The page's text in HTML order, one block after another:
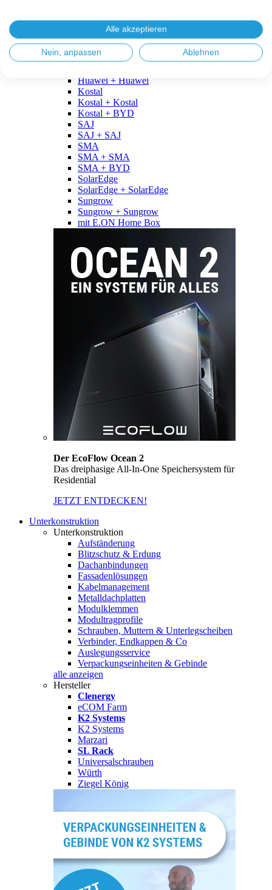
Fronius + BYD
GoodWe
GoodWe + GoodWe
GoodWe + BYD
Huawei + Huawei
Kostal
Kostal + Kostal
Kostal + BYD
SAJ
SAJ + SAJ
SMA
SMA + SMA
SMA + BYD
SolarEdge
SolarEdge + SolarEdge
Sungrow
Sungrow + Sungrow
mit E.ON Home Box
Der EcoFlow Ocean 2
Das dreiphasige All-In-One Speichersystem für
Residential
JETZT ENTDECKEN!
Unterkonstruktion
Unterkonstruktion
Aufständerung
Blitzschutz & Erdung
Dachanbindungen
Fassadenlösungen
Kabelmanagement
Metalldachplatten
Modulklemmen
Modultragprofile
Schrauben, Muttern & Unterlegscheiben
Verbinder, Endkappen & Co
Auslegungsservice
Verpackungseinheiten & Gebinde
alle anzeigen
Hersteller
Clenergy
eCOM Farm
K2 Systems
K2 Systems
Marzari
SL Rack
Universalschrauben
Würth
Ziegel König
Alle akzeptieren
Nein, anpassen Ablehnen